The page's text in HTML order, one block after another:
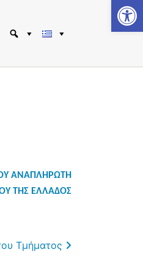
ΑΝΑΠΛΗΡΩΤΗ
ΤΗΣ ΕΛΛΑΔΟΣ
Τμήματος